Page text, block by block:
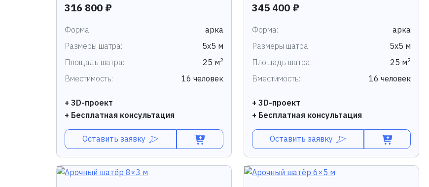
316 800 ₽
Форма:
арка
Размеры шатра:
5х5 м
Площадь шатра:
25 м2
Вместимость: 16 человек
+ 3D-проект
+ Бесплатная консультация
Оставить заявку
345 400 ₽
Форма:
арка
Размеры шатра:
5х5 м
Площадь шатра:
25 м2
Вместимость: 16 человек
+ 3D-проект
+ Бесплатная консультация
Оставить заявку